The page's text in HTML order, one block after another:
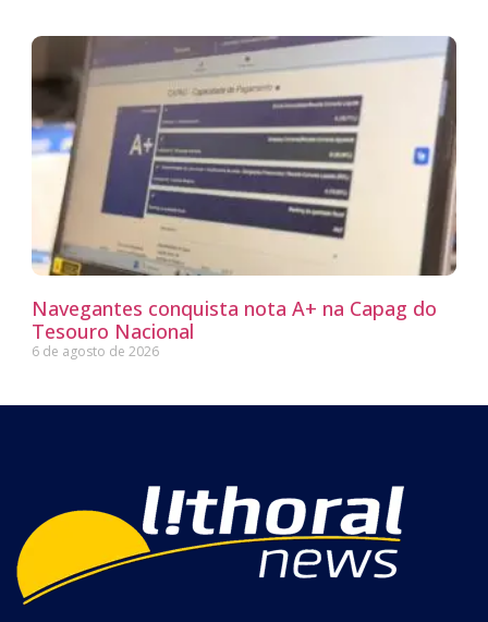
Navegantes conquista nota A+ na Capag do
Tesouro Nacional
6 de agosto de 2026